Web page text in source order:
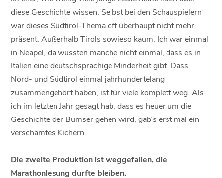
diese Geschichte wissen. Selbst bei den Schauspielern
war dieses Südtirol-Thema oft überhaupt nicht mehr
präsent. Außerhalb Tirols sowieso kaum. Ich war einmal
in Neapel, da wussten manche nicht einmal, dass es in
Italien eine deutschsprachige Minderheit gibt. Dass
Nord- und Südtirol einmal jahrhundertelang
zusammengehört haben, ist für viele komplett weg. Als
ich im letzten Jahr gesagt hab, dass es heuer um die
Geschichte der Bumser gehen wird, gab’s erst mal ein
verschämtes Kichern.
Die zweite Produktion ist weggefallen, die
Marathonlesung durfte bleiben.